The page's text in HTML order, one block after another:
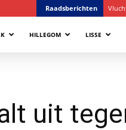
Raadsberichten
HILLEGOM LISSE
uit